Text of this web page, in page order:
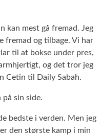
kan mest gå fremad. Jeg
fremad og tilbage. Vi har
til at bokse under pres,
og det tror jeg
Cetin til Daily Sabah.
sin side.
bedste i verden. Men jeg
den største kamp i min